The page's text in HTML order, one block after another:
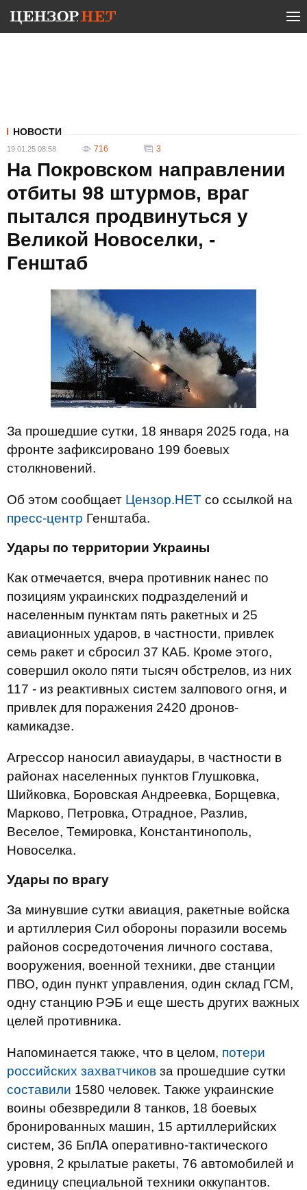
НОВОСТИ
19.01.25 08:58 716 3
На Покровском направлении
отбиты 98 штурмов, враг
пытался продвинуться у
Великой Новоселки, -
Генштаб
За прошедшие сутки, 18 января 2025 года, на
фронте зафиксировано 199 боевых
столкновений.
Об этом сообщает Цензор.НЕТ со ссылкой на
пресс-центр Генштаба.
Удары по территории Украины
Как отмечается, вчера противник нанес по
позициям украинских подразделений и
населенным пунктам пять ракетных и 25
авиационных ударов, в частности, привлек
семь ракет и сбросил 37 КАБ. Кроме этого,
совершил около пяти тысяч обстрелов, из них
117 - из реактивных систем залпового огня, и
привлек для поражения 2420 дронов-
камикадзе.
Агрессор наносил авиаудары, в частности в
районах населенных пунктов Глушковка,
Шийковка, Боровская Андреевка, Борщевка,
Марково, Петровка, Отрадное, Разлив,
Веселое, Темировка, Константинополь,
Новоселка.
Удары по врагу
За минувшие сутки авиация, ракетные войска
и артиллерия Сил обороны поразили восемь
районов сосредоточения личного состава,
вооружения, военной техники, две станции
ПВО, один пункт управления, один склад ГСМ,
одну станцию РЭБ и еще шесть других важных
целей противника.
Напоминается также, что в целом, потери
российских захватчиков за прошедшие сутки
составили 1580 человек. Также украинские
воины обезвредили 8 танков, 18 боевых
бронированных машин, 15 артиллерийских
систем, 36 БпЛА оперативно-тактического
уровня, 2 крылатые ракеты, 76 автомобилей и
единицу специальной техники оккупантов.